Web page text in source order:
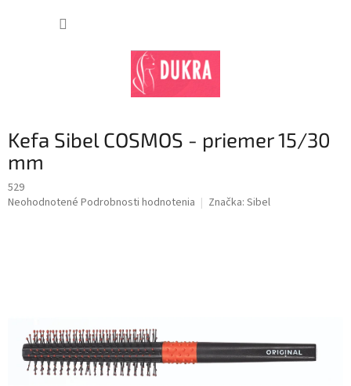
Kefa Sibel COSMOS - priemer 15/30
mm
529
Priemerné
Neohodnotené Podrobnosti hodnotenia Značka: Sibel